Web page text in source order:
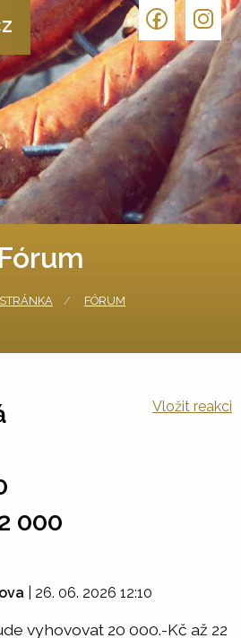
Fórum
FÓRUM
000
Vložit reakci
26. 06. 2026 12:10
vyhovovat 20 000.-Kč až 22